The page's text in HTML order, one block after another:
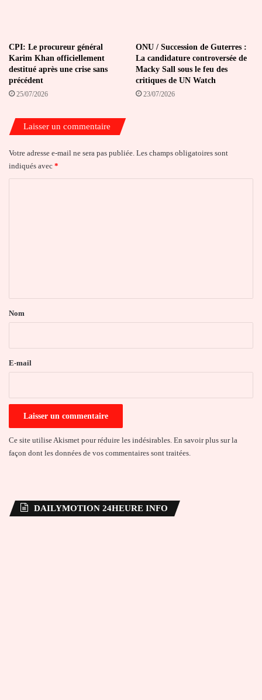
CPI: Le procureur général
Karim Khan officiellement
destitué après une crise sans
précédent
25/07/2026
ONU / Succession de Guterres :
La candidature controversée de
Macky Sall sous le feu des
critiques de UN Watch
23/07/2026
Laisser un commentaire
Votre adresse e-mail ne sera pas publiée. Les champs obligatoires sont
indiqués avec *
a
e
Nom
E-mail
Ce site utilise Akismet pour réduire les indésirables. En savoir plus sur la
façon dont les données de vos commentaires sont traitées
DAILYMOTION 24HEURE INFO